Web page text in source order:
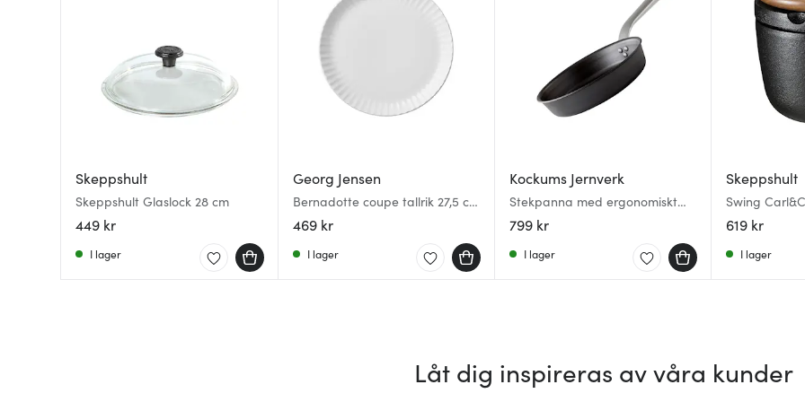
Skeppshult
Skeppshult Glaslock 28 cm
449 kr
I lager
Georg Jensen
Bernadotte coupe tallrik 27,5 cm
vit
469 kr
I lager
Kockums Jernverk
Stekpanna med ergonomiskt
handtag 24 cm kolstål
799 kr
I lager
Skeppshult
Swing
pepparkvarn
gjutjärn/valnöt
619 kr
I lager
Låt dig inspireras av våra kunder